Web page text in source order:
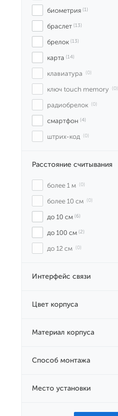
биометрия (1)
браслет (13)
брелок (13)
карта (14)
клавиатура (0)
ключ touch memory (0)
радиобрелок (0)
смартфон (4)
штрих-код (0)
Расстояние считывания
более 1 м (0)
более 10 см (0)
до 10 см (6)
до 100 см (2)
до 12 см (0)
Интерфейс связи
Цвет корпуса
Материал корпуса
Способ монтажа
Место установки